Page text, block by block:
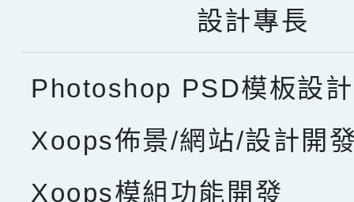
設計專長
Photoshop PSD模板設計
Xoops佈景/網站/設計開
Xoops模組功能開發